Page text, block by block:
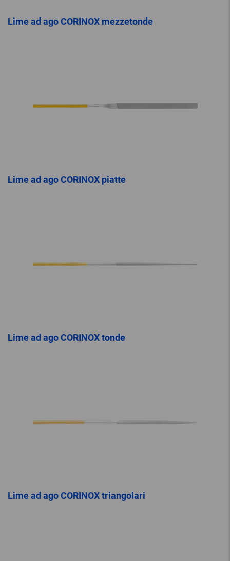
Lime ad ago CORINOX mezzetonde
Lime ad ago CORINOX piatte
Lime ad ago CORINOX tonde
Lime ad ago CORINOX triangolari